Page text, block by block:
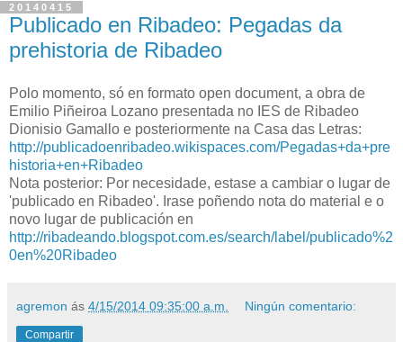
20140415
Publicado en Ribadeo: Pegadas da
prehistoria de Ribadeo
Polo momento, só en formato open document, a obra de
Emilio Piñeiroa Lozano presentada no IES de Ribadeo
Dionisio Gamallo e posteriormente na Casa das Letras:
http://publicadoenribadeo.wikispaces.com/Pegadas+da+pre
historia+en+Ribadeo
Nota posterior: Por necesidade, estase a cambiar o lugar de
'publicado en Ribadeo'. Irase poñendo nota do material e o
novo lugar de publicación en
http://ribadeando.blogspot.com.es/search/label/publicado%2
0en%20Ribadeo
agremon ás 4/15/2014 09:35:00 a.m. Ningún comentario:
Compartir